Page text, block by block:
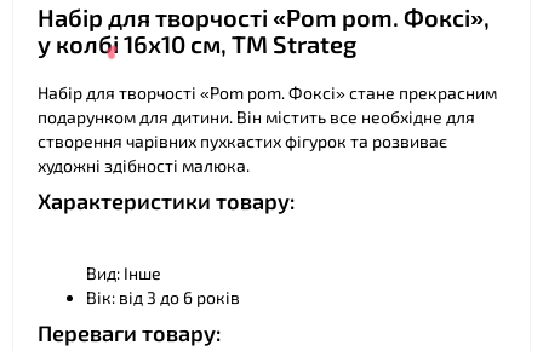
Набір для творчості «Pom pom. Фоксі»,
у колбі 16х10 см, ТМ Strateg
Набір для творчості «Pom pom. Фоксі» стане прекрасним
подарунком для дитини. Він містить все необхідне для
створення чарівних пухкастих фігурок та розвиває
художні здібності малюка.
Характеристики товару:
Вид: Інше
Вік: від 3 до 6 років
Переваги товару:
❤